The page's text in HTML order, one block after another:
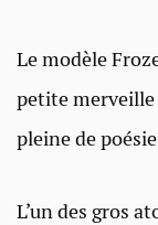
Le modèle
petite merveille
pleine de
L’un des gros